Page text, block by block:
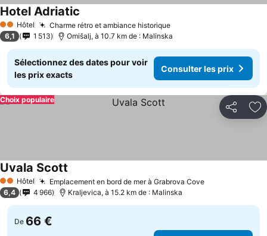
2 Étoiles
Hôtel Charme rétro et ambiance historique
Hotel Adriatic
6,1 1 513 Omišalj, à 10.7 km de : Malinska
Sélectionnez des dates pour voir
les prix exacts
Consulter les prix
Partager
Choix populaire
2 Étoiles
Hôtel Emplacement en bord de mer à Grabrova Cove
Uvala Scott
6,4 4 966 Kraljevica, à 15.2 km de : Malinska
De 66 €